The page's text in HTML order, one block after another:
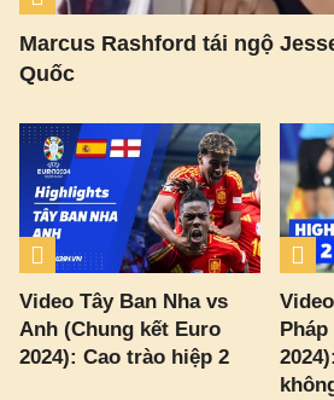
Marcus Rashford tái ngộ
Quốc
Video Tây Ban Nha vs
Anh (Chung kết Euro
2024): Cao trào hiệp 2